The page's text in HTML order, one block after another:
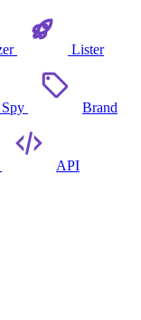
Lister
Brand
API